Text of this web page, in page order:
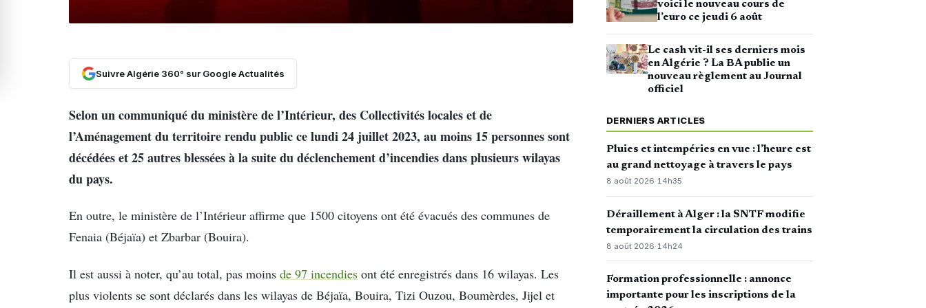
Suivre Algérie 360° sur Google Actualités
Selon un communiqué du ministère de l’Intérieur, des Collectivités locales et de
l’Aménagement du territoire rendu public ce lundi 24 juillet 2023, au moins 15 personnes sont
décédées et 25 autres blessées à la suite du déclenchement d’incendies dans plusieurs wilayas
du pays.
En outre, le ministère de l’Intérieur affirme que 1500 citoyens ont été évacués des communes de
Fenaia (Béjaïa) et Zbarbar (Bouira).
Il est aussi à noter, qu’au total, pas moins de 97 incendies ont été enregistrés dans 16 wilayas. Les
plus violents se sont déclarés dans les wilayas de Béjaïa, Bouira, Tizi Ouzou, Boumèrdes, Jijel et
voici le nouveau cours de
l’euro ce jeudi 6 août
Le cash vit-il ses derniers mois
en Algérie ? La BA publie un
nouveau règlement au Journal
officiel
DERNIERS ARTICLES
Pluies et intempéries en vue : l’heure est
au grand nettoyage à travers le pays
8 août 2026·14h35
Déraillement à Alger : la SNTF modifie
temporairement la circulation des trains
8 août 2026· 14h24
Formation professionnelle : annonce
importante pour les inscriptions de la